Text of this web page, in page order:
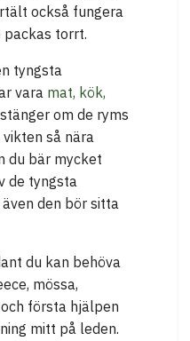
också fungera
packas torrt.
tyngsta
vara mat, kök,
om de ryms
så nära
du bär mycket
de tyngsta
den bör sitta
du kan behöva
mössa,
första hjälpen
mitt på leden.